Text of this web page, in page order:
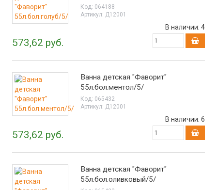
Код: 064188
Артикул: Д12001
573,62 руб.
В наличии: 4
Ванна детская "Фаворит"
55л.бол.ментол/5/
Код: 065432
Артикул: Д12001
573,62 руб.
В наличии: 6
Ванна детская "Фаворит"
55л.бол.оливковый/5/